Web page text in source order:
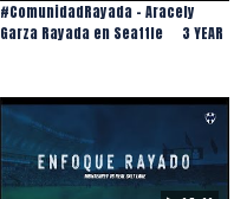
#ComunidadRayada - Aracely
Garza Rayada en Seattle
3 YEAR